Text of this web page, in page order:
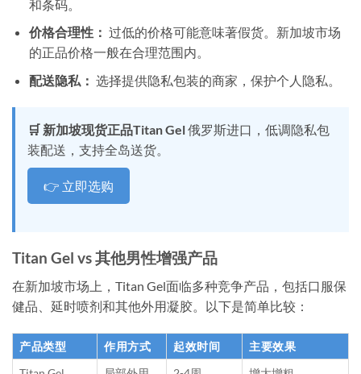
和条码。
价格合理性： 过低的价格可能意味著假货。新加坡市场
的正品价格一般在合理范围内。
配送隐私： 选择提供隐私包装的商家，保护个人隐私。
🛒 新加坡现货正品Titan Gel俄罗斯进口，低调隐私包
装配送，支持全岛送货。
👉 立即选购
Titan Gel vs 其他男性增强产品
在新加坡市场上，Titan Gel面临多种竞争产品，包括口服保
健品、延时喷剂和其他外用凝胶。以下是简单比较：
产品类型 作用方式 起效时间
主要效果